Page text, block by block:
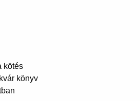
kötés
könyv